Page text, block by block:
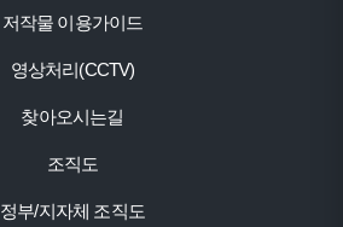
저작물 이용가이드
영상처리(CCTV)
찾아오시는길
조직도
정부/지자체 조직도